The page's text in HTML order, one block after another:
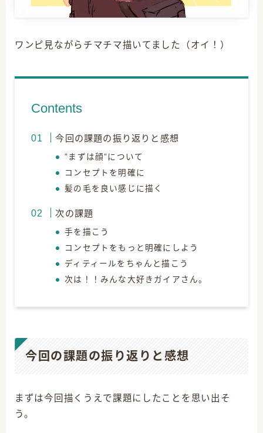
ワンピ見ながらチマチマ描いてました（オイ！）
Contents
今回の課題の振り返りと感想
”まずは顔”について
コンセプトを明確に
髪の毛を良い感じに描く
次の課題
手を描こう
コンセプトをもっと明確にしよう
ディティールをちゃんと描こう
次は！！みんな大好きガイアさん。
今回の課題の振り返りと感想
まずは今回描くうえで課題にしたことを思い出そ
う。